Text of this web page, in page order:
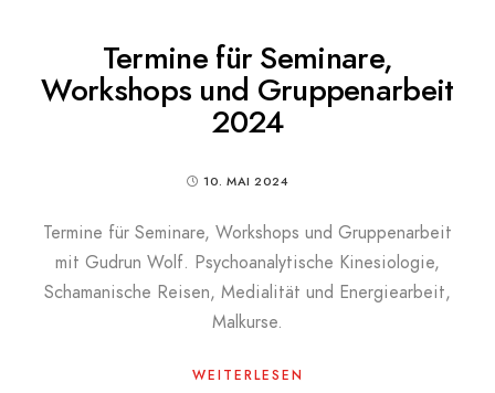
Termine für Seminare,
Workshops und Gruppenarbeit
2024
10. MAI 2024
Termine für Seminare, Workshops und Gruppenarbeit
mit Gudrun Wolf. Psychoanalytische Kinesiologie,
Schamanische Reisen, Medialität und Energiearbeit,
Malkurse.
WEITERLESEN